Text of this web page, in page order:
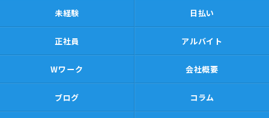
未経験 日払い
正社員 アルバイト
Wワーク 会社概要
ブログ コラム